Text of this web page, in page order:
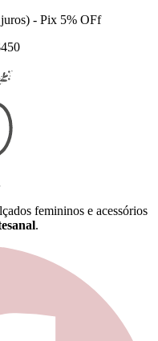
- Pix 5% OFf
femininos e acessórios
.